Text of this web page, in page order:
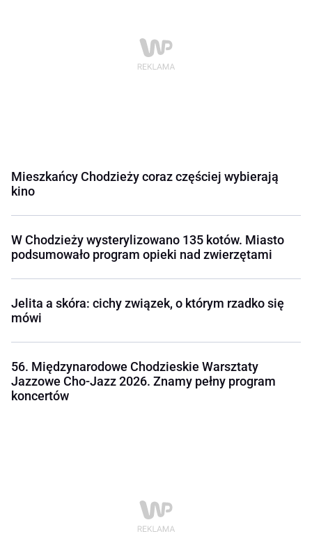
Mieszkańcy Chodzieży coraz częściej wybierają
kino
W Chodzieży wysterylizowano 135 kotów. Miasto
podsumowało program opieki nad zwierzętami
Jelita a skóra: cichy związek, o którym rzadko się
mówi
56. Międzynarodowe Chodzieskie Warsztaty
Jazzowe Cho-Jazz 2026. Znamy pełny program
koncertów